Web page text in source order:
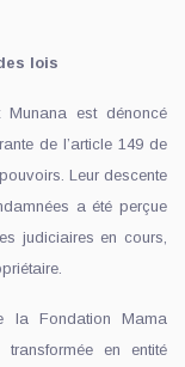
lois
Munana est dénoncé
de l’article 149 de
Leur descente
a été perçue
judiciaires en cours,
la Fondation Mama
en entité